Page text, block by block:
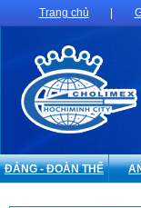
Trang chủ
ĐẢNG - ĐOÀN THỂ